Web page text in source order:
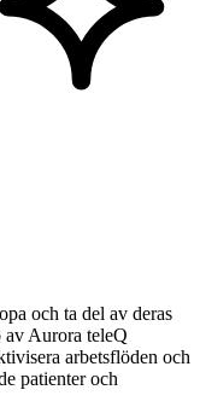
och ta del av deras
av Aurora teleQ
arbetsflöden och
patienter och